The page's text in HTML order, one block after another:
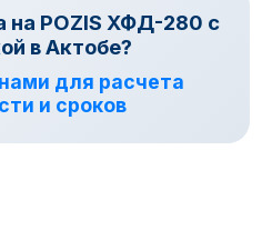
на POZIS ХФД-280 с
в Актобе?
для расчета
и сроков